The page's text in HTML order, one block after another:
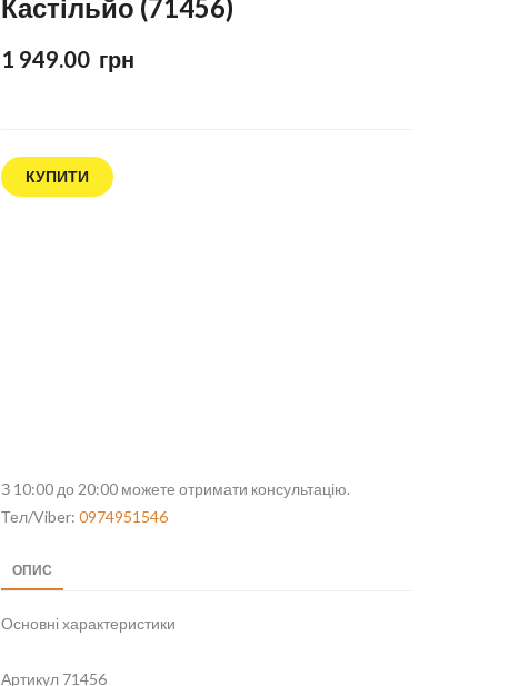
Кастільйо (71456)
1 949.00  грн
КУПИТИ
З 10:00 до 20:00 можете отримати консультацію.
Тел/Viber: 0974951546
ОПИС
Основні характеристики
Артикул 71456